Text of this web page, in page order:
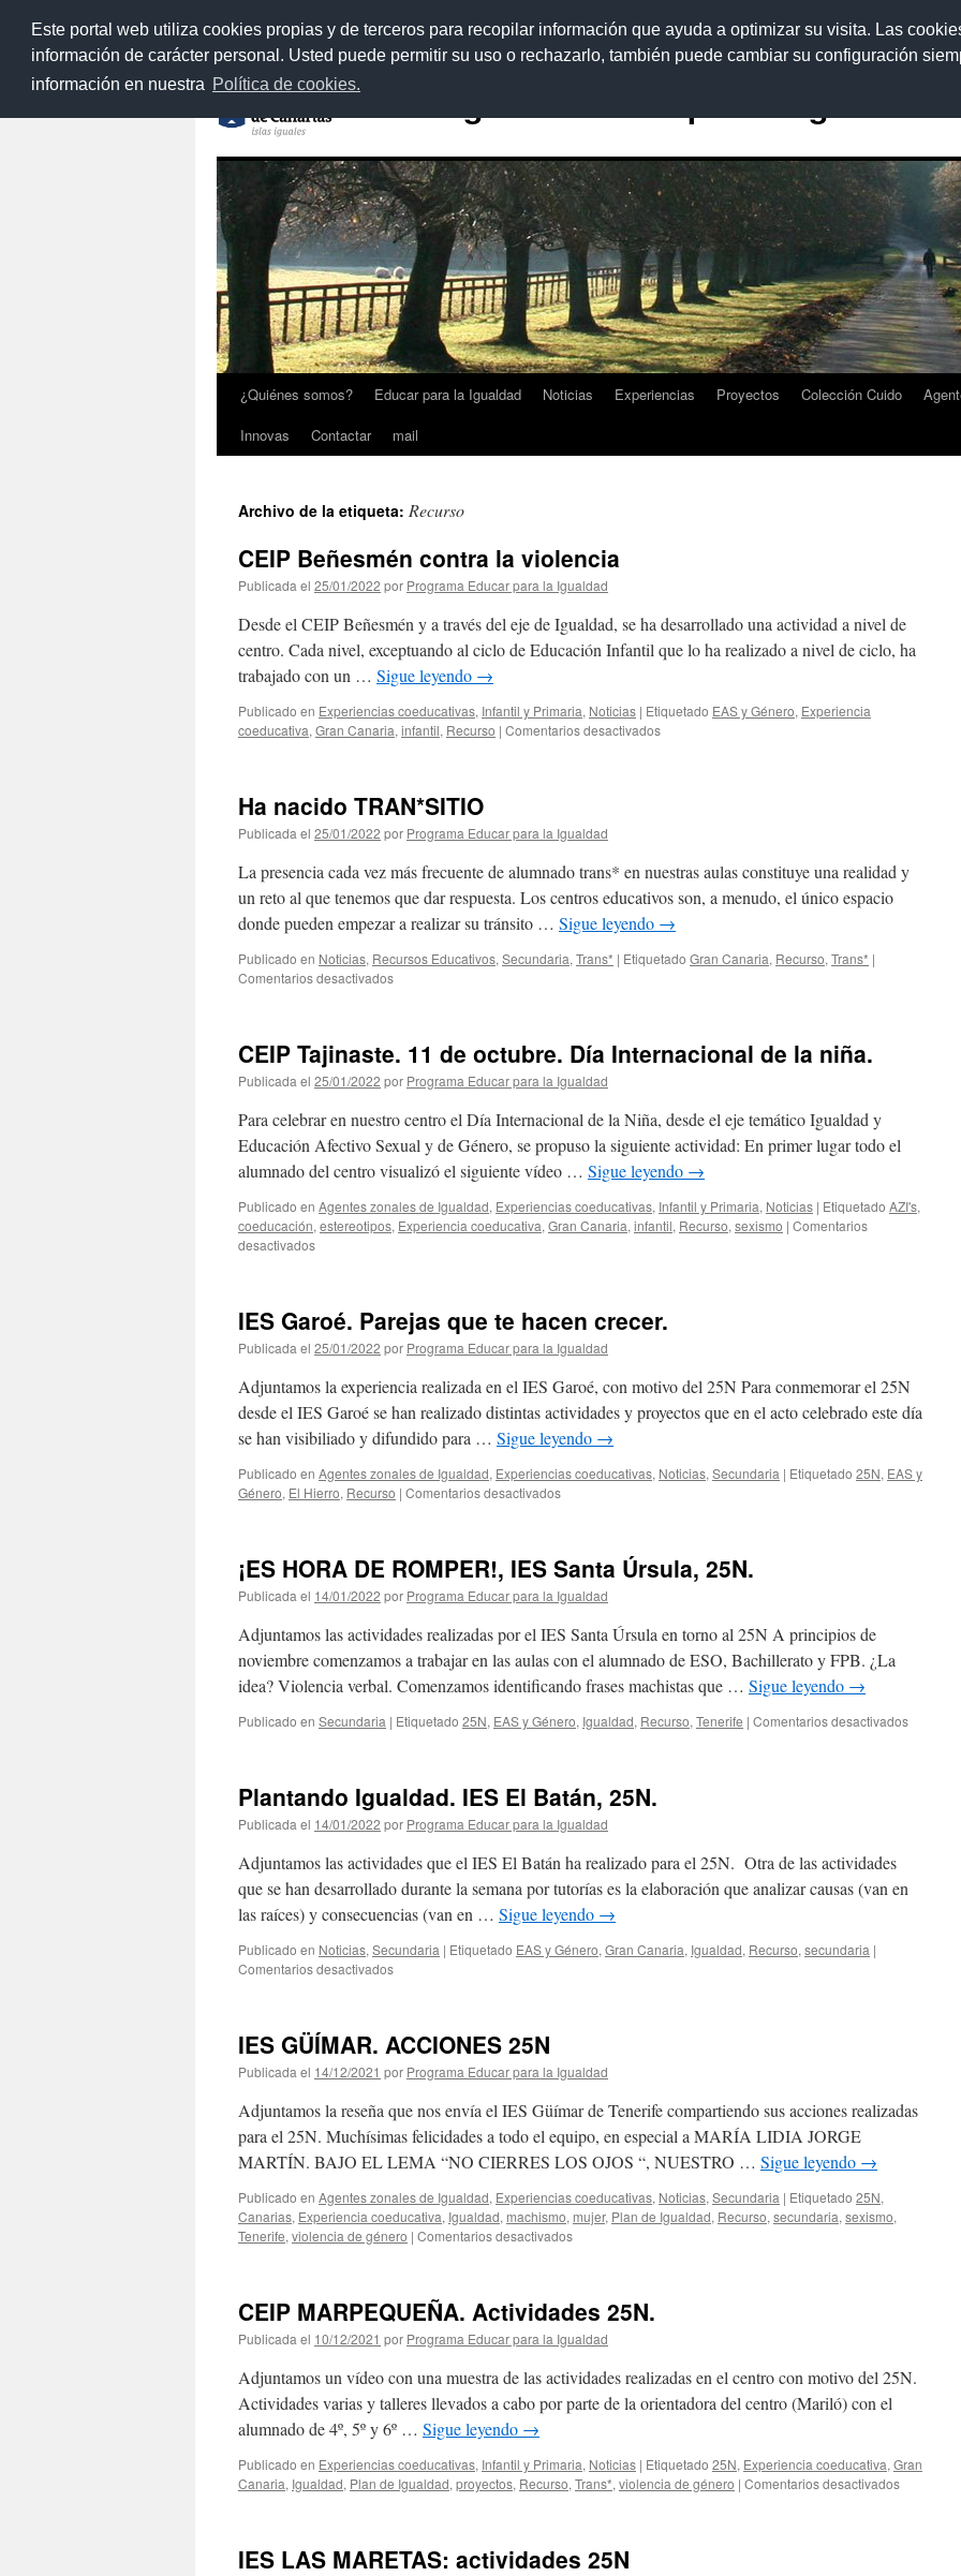
Este portal web utiliza cookies propias y de terceros para recopilar información que ayuda a optimizar su visita. Las
información de carácter personal. Usted puede permitir su uso o rechazarlo, también puede cambiar su configuración
información en nuestra Política de cookies.
Saltar
al
contenido
¿Quiénes somos? Educar para la Igualdad Noticias Experiencias Proyectos Colección Cuido
Innovas
Contactar mail
Archivo de la etiqueta: Recurso
CEIP Beñesmén contra la violencia
Publicada el 25/01/2022 por Programa Educar para la Igualdad
Desde el CEIP Beñesmén y a través del eje de Igualdad, se ha desarrollado una actividad a nivel de
centro. Cada nivel, exceptuando al ciclo de Educación Infantil que lo ha realizado a nivel de ciclo, ha
trabajado con un … Sigue leyendo →
Publicado en Experiencias coeducativas, Infantil y Primaria, Noticias | Etiquetado EAS y Género, Experiencia
coeducativa, Gran Canaria, infantil, Recurso | Comentarios desactivadosen
Ha nacido TRAN*SITIO
Publicada el 25/01/2022 por Programa Educar para la Igualdad
La presencia cada vez más frecuente de alumnado trans* en nuestras aulas constituye una realidad y
un reto al que tenemos que dar respuesta. Los centros educativos son, a menudo, el único espacio
donde pueden empezar a realizar su tránsito … Sigue leyendo →
Publicado en Noticias, Recursos Educativos, Secundaria, Trans* | Etiquetado Gran Canaria, Recurso, Trans* |
Comentarios desactivadosen
CEIP Tajinaste. 11 de octubre. Día Internacional de la niña.
Publicada el 25/01/2022 por Programa Educar para la Igualdad
Para celebrar en nuestro centro el Día Internacional de la Niña, desde el eje temático Igualdad y
Educación Afectivo Sexual y de Género, se propuso la siguiente actividad: En primer lugar todo el
alumnado del centro visualizó el siguiente vídeo … Sigue leyendo →
Publicado en Agentes zonales de Igualdad, Experiencias coeducativas, Infantil y Primaria, Noticias | Etiquetado AZI's,
coeducación, estereotipos, Experiencia coeducativa, Gran Canaria, infantil, Recurso, sexismo | Comentarios
desactivadosen
de
octubre.
Día
Internacional
de
la
niña.
IES Garoé. Parejas que te hacen crecer.
Publicada el 25/01/2022 por Programa Educar para la Igualdad
Adjuntamos la experiencia realizada en el IES Garoé, con motivo del 25N Para conmemorar el 25N
desde el IES Garoé se han realizado distintas actividades y proyectos que en el acto celebrado este día
se han visibiliado y difundido para … Sigue leyendo →
Publicado en Agentes zonales de Igualdad, Experiencias coeducativas, Noticias, Secundaria | Etiquetado 25N, EAS y
Género, El Hierro, Recurso | Comentarios desactivadosen
que
hacen
crecer.
¡ES HORA DE ROMPER!, IES Santa Úrsula, 25N.
Publicada el 14/01/2022 por Programa Educar para la Igualdad
Adjuntamos las actividades realizadas por el IES Santa Úrsula en torno al 25N A principios de
noviembre comenzamos a trabajar en las aulas con el alumnado de ESO, Bachillerato y FPB. ¿La
idea? Violencia verbal. Comenzamos identificando frases machistas que … Sigue leyendo →
Publicado en Secundaria | Etiquetado 25N, EAS y Género, Igualdad, Recurso, Tenerife | Comentarios desactivadosen
Plantando Igualdad. IES El Batán, 25N.
Publicada el 14/01/2022 por Programa Educar para la Igualdad
Adjuntamos las actividades que el IES El Batán ha realizado para el 25N. Otra de las actividades
que se han desarrollado durante la semana por tutorías es la elaboración que analizar causas (van en
las raíces) y consecuencias (van en … Sigue leyendo →
Publicado en Noticias, Secundaria | Etiquetado EAS y Género, Gran Canaria, Igualdad, Recurso, secundaria |
Comentarios desactivadosen
El
Batán,
25N.
IES GÜÍMAR. ACCIONES 25N
Publicada el 14/12/2021 por Programa Educar para la Igualdad
Adjuntamos la reseña que nos envía el IES Güímar de Tenerife compartiendo sus acciones realizadas
para el 25N. Muchísimas felicidades a todo el equipo, en especial a MARÍA LIDIA JORGE
MARTÍN. BAJO EL LEMA “NO CIERRES LOS OJOS “, NUESTRO … Sigue leyendo →
Publicado en Agentes zonales de Igualdad, Experiencias coeducativas, Noticias, Secundaria | Etiquetado 25N,
Canarias, Experiencia coeducativa, Igualdad, machismo, mujer, Plan de Igualdad, Recurso, secundaria, sexismo,
Tenerife, violencia de género | Comentarios desactivadosen
25N
CEIP MARPEQUEÑA. Actividades 25N.
Publicada el 10/12/2021 por Programa Educar para la Igualdad
Adjuntamos un vídeo con una muestra de las actividades realizadas en el centro con motivo del 25N.
Actividades varias y talleres llevados a cabo por parte de la orientadora del centro (Mariló) con el
alumnado de 4º, 5º y 6º … Sigue leyendo →
Publicado en Experiencias coeducativas, Infantil y Primaria, Noticias | Etiquetado 25N, Experiencia coeducativa, Gran
Canaria, Igualdad, Plan de Igualdad, proyectos, Recurso, Trans*, violencia de género | Comentarios desactivadosen
IES LAS MARETAS: actividades 25N